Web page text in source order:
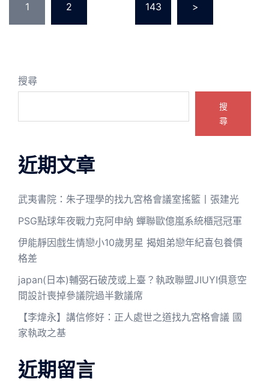
分
1 2 143 >
搜尋
搜
尋
近期文章
武夷書院：朱子理學的找九宮格會議室搖籃丨張建光
PSG點球年夜戰力克阿申納 蟬聯歐億嵐系統櫃冠冠軍
伊能靜因戲生情戀小10歲男星 揭姐弟戀年紀喜包養價
格差
japan(日本)輔弼石破茂或上臺？執政聯盟JIUYI俱意空
間設計喪掉參議院過半數議席
【李煒永】講信修好：正人處世之道找九宮格會議 國
家執政之基
近期留言